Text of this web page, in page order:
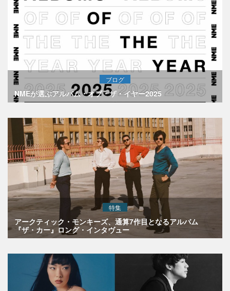
ブログ
NMEが選ぶアルバム・オブ・ザ・イヤー2025
特集
アークティック・モンキーズ、通算7作目となるアルバム
『ザ・カー』ロング・インタヴュー